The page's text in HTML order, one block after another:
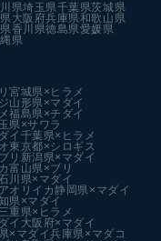
県埼玉県千葉県茨城県
大阪府兵庫県和歌山県
香川県徳島県愛媛県
県
宮城県×ヒラメ
山形県×マダイ
福島県×チダイ
県×サワラ
イ 千葉県×ヒラメ
東京都×シロギス
リ 新潟県×マダイ
富山県×ブリ
川県×マダイ
オリイカ 静岡県×マダイ
県×マダイ
三重県×ヒラメ
イ 大阪府×マダイ
×マダイ兵庫県×マダコ